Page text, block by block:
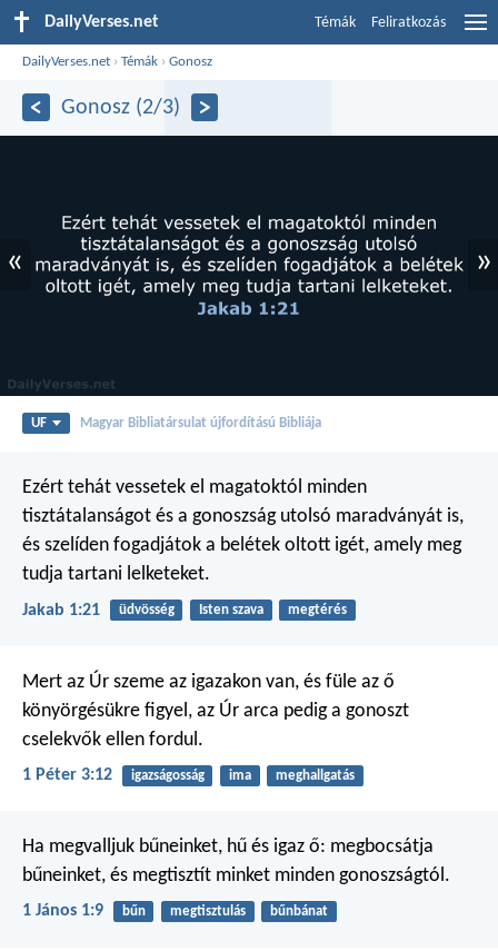
DailyVerses.net Témák Feliratkozás
DailyVerses.net ›Témák ›Gonosz
Gonosz (2/3)
« »
UF Magyar Bibliatársulat újfordítású Bibliája
Ezért tehát vessetek el magatoktól minden
tisztátalanságot és a gonoszság utolsó maradványát is,
és szelíden fogadjátok a belétek oltott igét, amely meg
tudja tartani lelketeket.
Jakab 1:21 üdvösség Isten szava megtérés
Mert az Úr szeme az igazakon van, és füle az ő
könyörgésükre figyel, az Úr arca pedig a gonoszt
cselekvők ellen fordul.
1 Péter 3:12 igazságosság ima meghallgatás
Ha megvalljuk bűneinket, hű és igaz ő: megbocsátja
bűneinket, és megtisztít minket minden gonoszságtól.
1 János 1:9 bűn megtisztulás bűnbánat